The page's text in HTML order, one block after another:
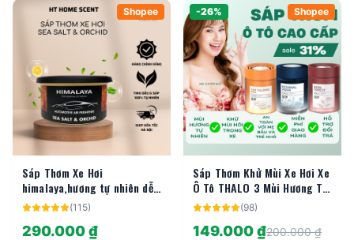
Shopee
Sáp Thơm Xe Hơi
himalaya,hương tự nhiên dễ
chịu khử mùi xe hơi
(115)
290.000 ₫
-26% Shopee
Sáp Thơm Khử Mùi Xe Hơi Xe
Ô Tô THALO 3 Mùi Hương Tự
Nhiên (Hoa Hồng/Đại
(98)
149.000 ₫200.000 ₫